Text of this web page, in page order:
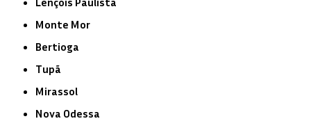
Monte Mor
Bertioga
Tupã
Mirassol
Nova Odessa